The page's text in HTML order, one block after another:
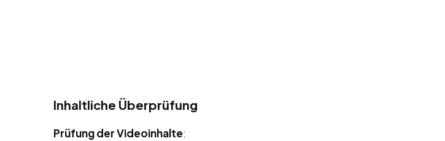
Inhaltliche Überprüfung
Prüfung der Videoinhalte: